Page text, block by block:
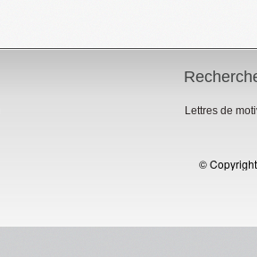
Lettres de
©